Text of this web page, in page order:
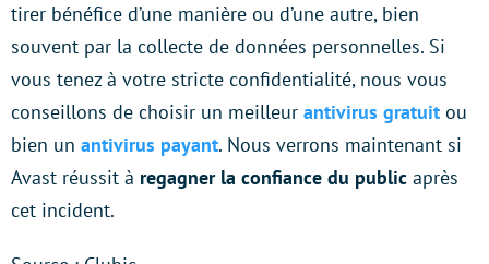
tirer bénéfice d’une manière ou d’une autre, bien
souvent par la collecte de données personnelles. Si
vous tenez à votre stricte confidentialité, nous vous
conseillons de choisir un meilleur antivirus gratuit ou
bien un antivirus payant. Nous verrons maintenant si
Avast réussit à regagner la confiance du public après
cet incident.